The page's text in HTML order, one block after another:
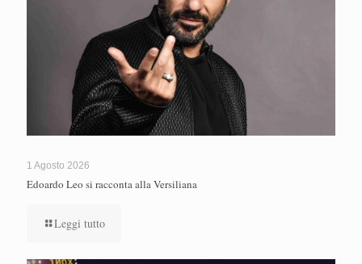
1 Agosto 2026
Edoardo Leo si racconta alla Versiliana
Leggi tutto